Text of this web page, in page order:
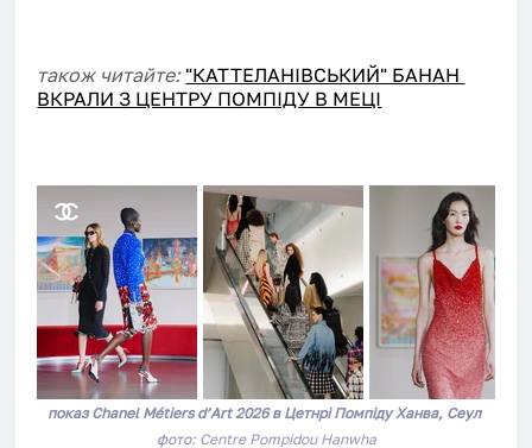
також читайте: "КАТТЕЛАНІВСЬКИЙ" БАНАН
ВКРАЛИ З ЦЕНТРУ ПОМПІДУ В МЕЦІ
показ Chanel Métiers d’Art 2026 в Цетнрі Помпіду Ханва, Сеул
фото: Centre Pompidou Hanwha